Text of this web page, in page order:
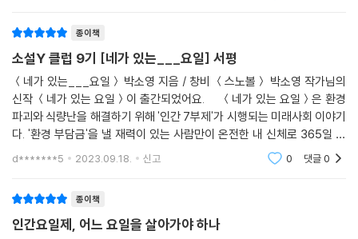
박소영은 국내 문학 독자들의 열렬한 호응은 물론 세계에서도 주목받는 신
예 작가다. 특히 CJ ENM 영상화가 전격 결정된 『스노볼』은 내년 초 번역
판 출간을 앞둔 미국에서도 “「헝거 게임」과 「오징어 게임」이 만난 디스토피
아 스릴러”(엔터테인먼트 위클리)라는 평가를 받으며 기대를 모으고 있
다. 모험심과 호기심을 자극하는 강렬한 서사와 장르적 쾌감이 돋보이는
『네가 있는 요일』 또한 출간 전부터 사전 서평단 독자와 제작사, 해외 출판
사의 관심을 받았다. “그의 세계에서 길 잃을 준비를 해 두길 바란다. 상상
러너』 편집자)의 추천사처럼, 박소영이 그리는 한계 없는 상상력의 세계에
흠뻑 빠져 볼 시간이다.
『스노볼』처럼 『네가 있는 요일』 역시 언젠가 영상으로도 만나고 싶은 작품
종이책
소설Y 클럽 9기 [네가 있는___요일] 서평
＜네가 있는___요일＞ 박소영 지음 / 창비 ＜스노볼＞ 박소영 작가님의
신작 ＜네가 있는 요일＞이 출간되었어요. ＜네가 있는 요일＞은 환경
파괴와 식량난을 해결하기 위해 '인간 7부제'가 시행되는 미래사회 이야기
다. '환경 부담금'을 낼 재력이 있는 사람만이 온전한 내 신체로 365일 살
아갈 수 있다. 일곱 사람이 하나의 신체를 공유하고, 하루씩 돌
d*******5 2023.09.18. 신고 0 댓글0
종이책
인간요일제, 어느 요일을 살아가야 하나